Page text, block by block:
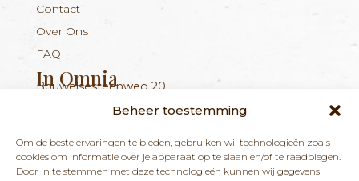
Beheer toestemming
Om de beste ervaringen te bieden, gebruiken wij technologieën zoals
cookies om informatie over je apparaat op te slaan en/of te raadplegen.
Door in te stemmen met deze technologieën kunnen wij gegevens
Contact
Over Ons
FAQ
In Omnia
Bouwelsesteenweg 20
BE 1029.893.045
info@inomnia.be
+324 56 96 16 94
Nieuwsbrief
nieuws over onze winkel en praktijk.